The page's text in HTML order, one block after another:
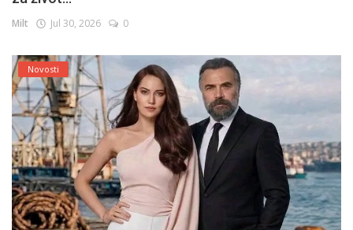
Milt Jul 30, 2026 0
Novosti